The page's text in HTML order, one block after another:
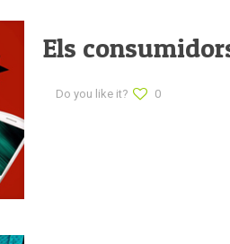
Els
Do you like it? 0